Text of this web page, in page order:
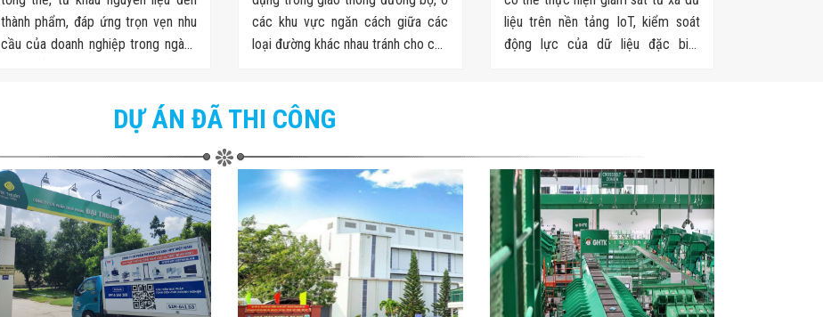
thành phẩm, đáp ứng trọn vẹn nhu
cầu của doanh nghiệp trong ngành
soát chất lượng - đóng gói - kho
các khu vực ngăn cách giữa các
loại đường khác nhau tránh cho các
liệu trên nền tảng IoT, kiểm soát
động lực của dữ liệu đặc biệt
DỰ ÁN ĐÃ THI CÔNG